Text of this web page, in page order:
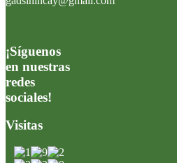
¡Síguenos
en nuestras
redes
sociales!
Visitas